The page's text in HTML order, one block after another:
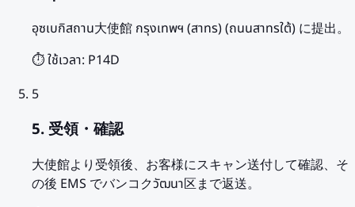
อุซเบกิสถาน大使館 กรุงเทพฯ (สาทร) (ถนนสาทรใต้) に提出。
⏱️ ใช้เวลา: P14D
5
5. 受領・確認
大使館より受領後、お客様にスキャン送付して確認、そ
の後 EMS でバンコクวัฒนา区まで返送。